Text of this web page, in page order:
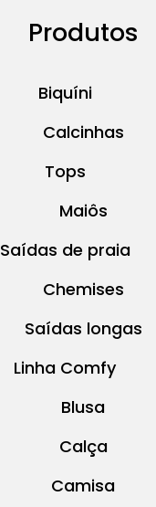
Produtos
Biquíni
Calcinhas
Tops
Maiôs
Saídas de praia
Chemises
Saídas longas
Linha Comfy
Blusa
Calça
Camisa